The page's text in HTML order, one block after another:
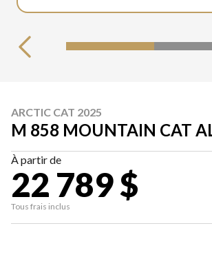
ARCTIC CAT 2025
M 858 MOUNTAIN CAT
À partir de
22 789 $
Tous frais inclus